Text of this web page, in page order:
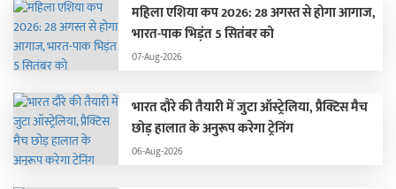
महिला एशिया कप 2026: 28 अगस्त से होगा आगाज,
भारत-पाक भिड़ंत 5 सितंबर को
07-Aug-2026
भारत दौरे की तैयारी में जुटा ऑस्ट्रेलिया, प्रैक्टिस मैच
छोड़ हालात के अनुरूप करेगा ट्रेनिंग
06-Aug-2026